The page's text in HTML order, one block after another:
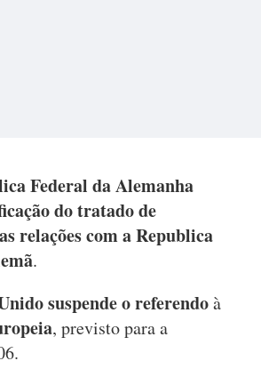
Federal da Alemanha
do tratado de
relações com a Republica
.
suspende o referendoà
, previsto para a